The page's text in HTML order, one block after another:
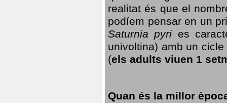
realitat és que el
podíem pensar en un
Saturnia pyri es
univoltina) amb un
(els adults viuen 1
Quan és la millor